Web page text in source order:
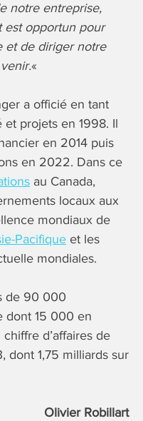
notre entreprise,
est opportun pour
et de diriger notre
«
a officié en tant
projets en 1998. Il
en 2014 puis
en 2022. Dans ce
au Canada,
locaux aux
mondiaux de
Pacifique et les
mondiales.
de 90 000
dont 15 000 en
d’affaires de
dont 1,75 milliards sur
Olivier Robillart